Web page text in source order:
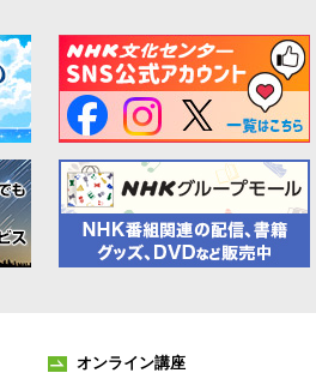
オンライン講座